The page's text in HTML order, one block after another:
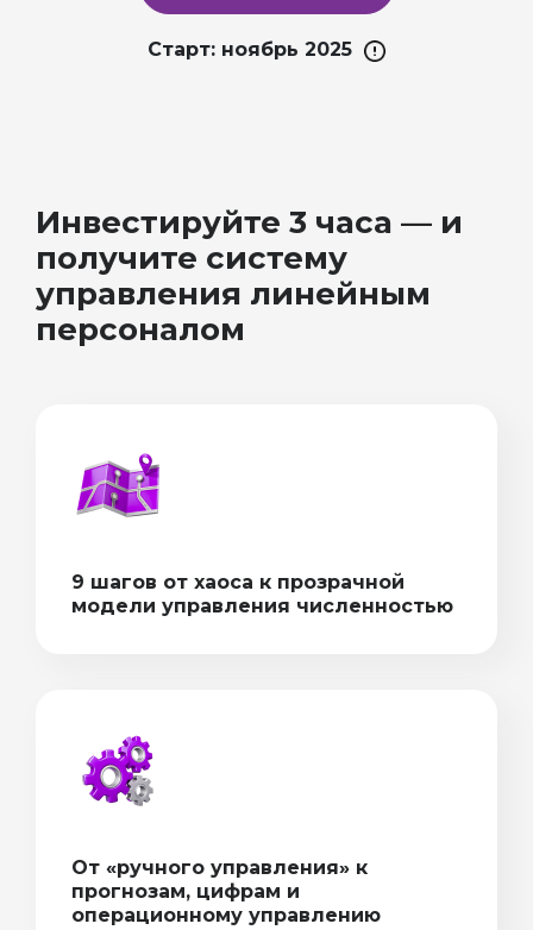
Старт: ноябрь 2025
Инвестируйте 3 часа — и
получите систему
управления линейным
персоналом
9 шагов от хаоса к прозрачной
модели управления численностью
От «ручного управления» к
прогнозам, цифрам и
операционному управлению